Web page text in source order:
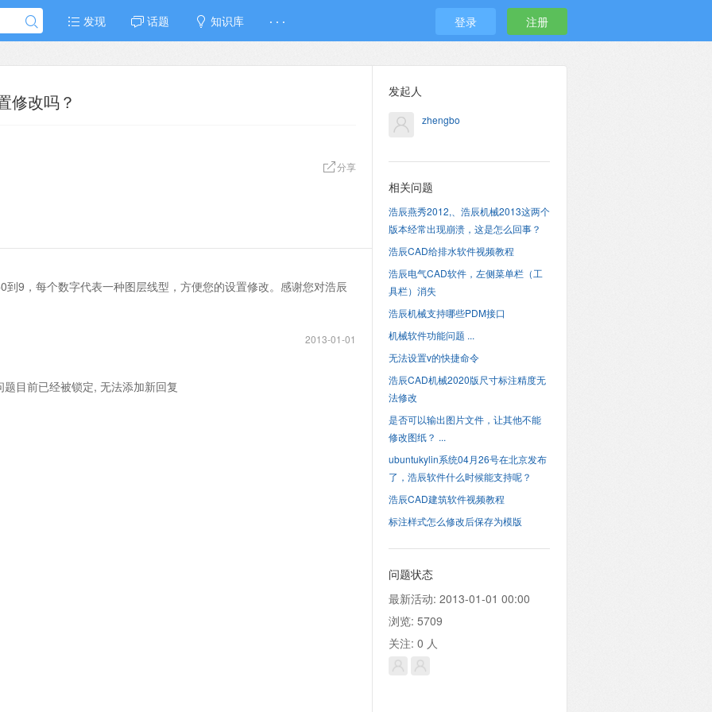
发现 话题 知识库 · · · 登录 注册
修改吗？
分享
到9，每个数字代表一种图层线型，方便您的设置修改。感谢您对浩辰
2013-01-01
题目前已经被锁定, 无法添加新回复
发起人
zhengbo
相关问题
浩辰燕秀2012,、浩辰机械2013这两个
版本经常出现崩溃，这是怎么回事？
浩辰CAD给排水软件视频教程
浩辰电气CAD软件，左侧菜单栏（工
具栏）消失
浩辰机械支持哪些PDM接口
机械软件功能问题 ...
无法设置v的快捷命令
浩辰CAD机械2020版尺寸标注精度无
法修改
是否可以输出图片文件，让其他不能
修改图纸？ ...
ubuntukylin系统04月26号在北京发布
了，浩辰软件什么时候能支持呢？
浩辰CAD建筑软件视频教程
标注样式怎么修改后保存为模版
问题状态
最新活动: 2013-01-01 00:00
浏览: 5709
关注: 0 人